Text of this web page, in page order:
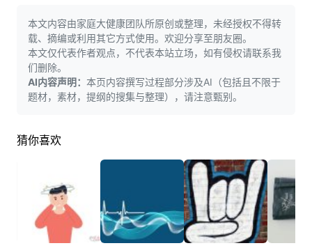
本文内容由家庭大健康团队所原创或整理，未经授权不得转
载、摘编或利用其它方式使用。欢迎分享至朋友圈。
本文仅代表作者观点，不代表本站立场，如有侵权请联系我
们删除。
AI内容声明： 本页内容撰写过程部分涉及AI（包括且不限于
题材，素材，提纲的搜集与整理），请注意甄别。
猜你喜欢